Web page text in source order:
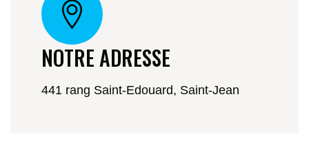
NOTRE ADRESSE
441 rang Saint-Edouard, Saint-Jean